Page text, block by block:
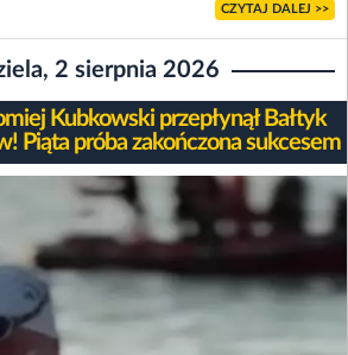
CZYTAJ DALEJ >>
2 sierpnia 2026
Kubkowski przepłynął Bałtyk
Piąta próba zakończona sukcesem